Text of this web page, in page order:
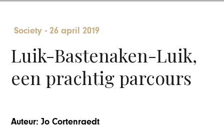
Society -26 april 2019
Luik-Bastenaken-Luik,
een prachtig parcours
Auteur: Jo Cortenraedt